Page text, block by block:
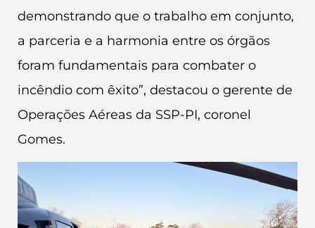
demonstrando que o trabalho em conjunto,
a parceria e a harmonia entre os órgãos
foram fundamentais para combater o
incêndio com êxito”, destacou o gerente de
Operações Aéreas da SSP-PI, coronel
Gomes.